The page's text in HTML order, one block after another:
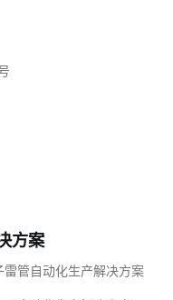
方案
雷管自动化生产解决方案